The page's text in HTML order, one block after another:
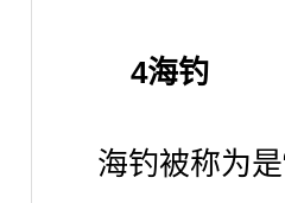
4海钓
海钓被称为是